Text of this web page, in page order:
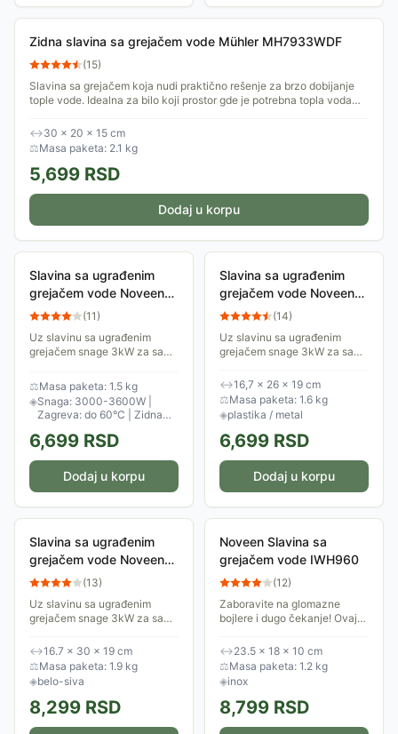
Zidna slavina sa grejačem vode Mühler MH7933WDF
(15)
Slavina sa grejačem koja nudi praktično rešenje za brzo dobijanje
tople vode. Idealna za bilo koji prostor gde je potrebna topla voda
↔30 × 20 × 15 cm
⚖Masa paketa: 2.1 kg
5,699 RSD
Dodaj u korpu
Slavina sa ugrađenim
grejačem vode Noveen
IWH350 (11)
Uz slavinu sa ugrađenim
grejačem snage 3kW za samo
toplu vodu u neograničenim
količinama! Ova slavina može
da zagreje vodu...
⚖Masa paketa: 1.5 kg
◈Snaga: 3000-3600W |
Zagreva: do 60°C | Zidna
6,699 RSD
Dodaj u korpu
Slavina sa ugrađenim
grejačem vode Noveen
IWH360 (14)
Uz slavinu sa ugrađenim
grejačem snage 3kW za samo
toplu vodu u neograničenim
količinama! Ova slavina može
da zagreje vodu...
↔16,7 × 26 × 19 cm
⚖Masa paketa: 1.6 kg
◈plastika / metal
6,699 RSD
Dodaj u korpu
Slavina sa ugrađenim
grejačem vode Noveen
IWH370 (13)
Uz slavinu sa ugrađenim
grejačem snage 3kW za samo
toplu vodu u neograničenim
količinama! Ova slavina može
da zagreje vodu...
↔16.7 × 30 × 19 cm
⚖Masa paketa: 1.9 kg
◈belo-siva
8,299 RSD
Noveen Slavina sa
grejačem vode IWH960
(12)
Zaboravite na glomazne
bojlere i dugo čekanje! Ovaj
trenutnu toplu vodu do 60°C,
već unosi dozu luksuza u
svaku kuhinju,...
↔23.5 × 18 × 10 cm
⚖Masa paketa: 1.2 kg
◈inox
8,799 RSD